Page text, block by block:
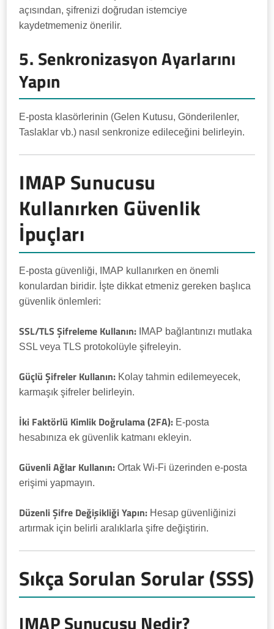
açısından, şifrenizi doğrudan istemciye
kaydetmemeniz önerilir.
5. Senkronizasyon Ayarlarını
Yapın
E-posta klasörlerinin (Gelen Kutusu, Gönderilenler,
Taslaklar vb.) nasıl senkronize edileceğini belirleyin.
IMAP Sunucusu
Kullanırken Güvenlik
İpuçları
E-posta güvenliği, IMAP kullanırken en önemli
konulardan biridir. İşte dikkat etmeniz gereken başlıca
güvenlik önlemleri:
SSL/TLS Şifreleme Kullanın: IMAP bağlantınızı mutlaka
SSL veya TLS protokolüyle şifreleyin.
Güçlü Şifreler Kullanın: Kolay tahmin edilemeyecek,
karmaşık şifreler belirleyin.
İki Faktörlü Kimlik Doğrulama (2FA): E-posta
hesabınıza ek güvenlik katmanı ekleyin.
Güvenli Ağlar Kullanın: Ortak Wi-Fi üzerinden e-posta
erişimi yapmayın.
Düzenli Şifre Değişikliği Yapın: Hesap güvenliğinizi
artırmak için belirli aralıklarla şifre değiştirin.
Sıkça Sorulan Sorular (SSS)
IMAP Sunucusu Nedir?